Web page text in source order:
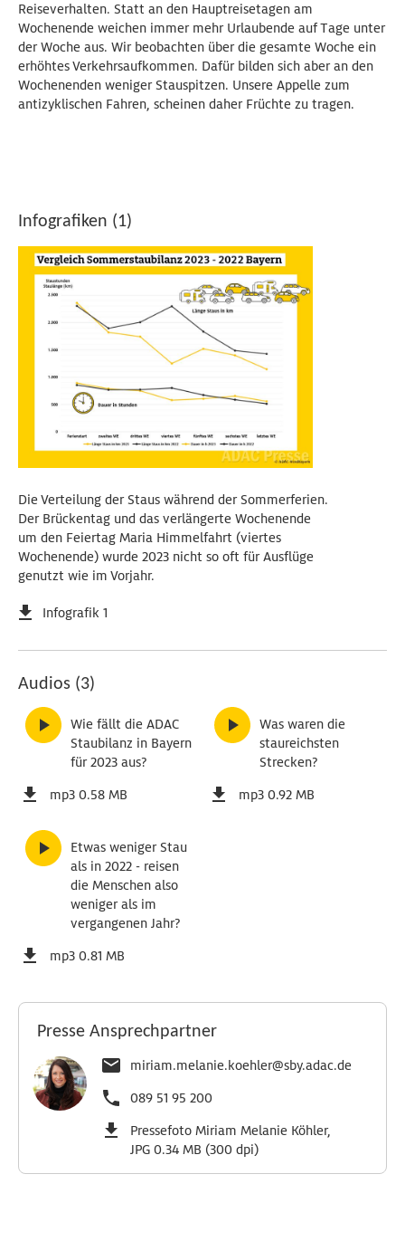
Reiseverhalten. Statt an den Hauptreisetagen am
Wochenende weichen immer mehr Urlaubende auf Tage unter
der Woche aus. Wir beobachten über die gesamte Woche ein
erhöhtes Verkehrsaufkommen. Dafür bilden sich aber an den
Wochenenden weniger Stauspitzen. Unsere Appelle zum
antizyklischen Fahren, scheinen daher Früchte zu tragen.
Infografiken (1)
Die Verteilung der Staus während der Sommerferien.
Der Brückentag und das verlängerte Wochenende
um den Feiertag Maria Himmelfahrt (viertes
Wochenende) wurde 2023 nicht so oft für Ausflüge
genutzt wie im Vorjahr.
Infografik 1
Audios (3)
Wie fällt die ADAC
Staubilanz in Bayern
für 2023 aus?
mp3 0.58 MB
Was waren die
staureichsten
Strecken?
mp3 0.92 MB
Etwas weniger Stau
als in 2022 - reisen
die Menschen also
weniger als im
vergangenen Jahr?
mp3 0.81 MB
Presse Ansprechpartner
miriam.melanie.koehler@sby.adac.de
089 51 95 200
Pressefoto Miriam Melanie Köhler,
JPG 0.34 MB (300 dpi)